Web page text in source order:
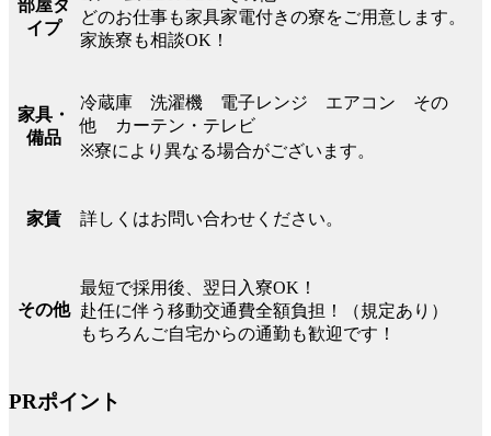
部屋タ
イプ
どのお仕事も家具家電付きの寮をご用意します。
家族寮も相談OK！
家具・
備品
冷蔵庫 洗濯機 電子レンジ エアコン その
他 カーテン・テレビ
※寮により異なる場合がございます。
家賃 詳しくはお問い合わせください。
その他
最短で採用後、翌日入寮OK！
赴任に伴う移動交通費全額負担！（規定あり）
もちろんご自宅からの通勤も歓迎です！
PRポイント